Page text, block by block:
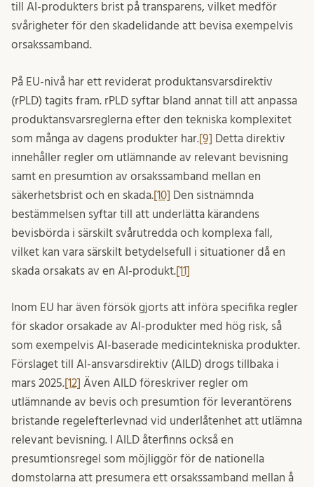
till AI-produkters brist på transparens, vilket medför
svårigheter för den skadelidande att bevisa exempelvis
orsakssamband.
På EU-nivå har ett reviderat produktansvarsdirektiv
(rPLD) tagits fram. rPLD syftar bland annat till att anpassa
produktansvarsreglerna efter den tekniska komplexitet
som många av dagens produkter har.[9] Detta direktiv
innehåller regler om utlämnande av relevant bevisning
samt en presumtion av orsakssamband mellan en
säkerhetsbrist och en skada.[10] Den sistnämnda
bestämmelsen syftar till att underlätta kärandens
bevisbörda i särskilt svårutredda och komplexa fall,
vilket kan vara särskilt betydelsefull i situationer då en
skada orsakats av en AI-produkt.[11]
Inom EU har även försök gjorts att införa specifika regler
för skador orsakade av AI-produkter med hög risk, så
som exempelvis AI-baserade medicintekniska produkter.
Förslaget till AI-ansvarsdirektiv (AILD) drogs tillbaka i
mars 2025.[12] Även AILD föreskriver regler om
utlämnande av bevis och presumtion för leverantörens
bristande regelefterlevnad vid underlåtenhet att utlämna
relevant bevisning. I AILD återfinns också en
presumtionsregel som möjliggör för de nationella
domstolarna att presumera ett orsakssamband mellan å